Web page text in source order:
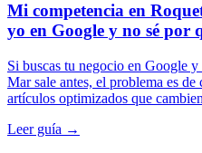
Mi competencia en
yo en Google y no sé por
Si buscas tu negocio en Google
Mar sale antes, el problema es
artículos optimizados que
Leer guía →